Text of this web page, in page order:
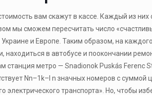
вам скажут в кассе. Каждый из
мы сможем пересчитать число
и Европе. Таким образом, на
в автобусе и поокончании
станция метро — Snadionok Puskás
Nn–1k–l n значных номеров с
электрического транспорта». Но, чтобы